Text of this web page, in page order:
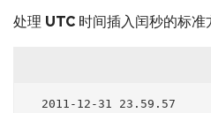
处理 UTC 时间插入闰秒的标准